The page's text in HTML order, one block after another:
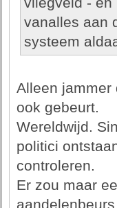
vanalles aan
systeem
Alleen jammer
ook gebeurt.
Wereldwijd.
politici
controleren.
Er zou maar